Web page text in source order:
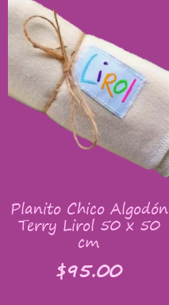
Planito Chico Algodón
Terry Lirol 50 x 50
cm
$95.00